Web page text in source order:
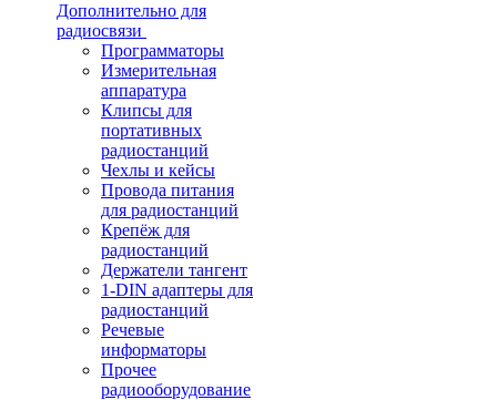
Дополнительно для
радиосвязи
Программаторы
Измерительная
аппаратура
Клипсы для
портативных
радиостанций
Чехлы и кейсы
Провода питания
для радиостанций
Крепёж для
радиостанций
Держатели тангент
1-DIN адаптеры для
радиостанций
Речевые
информаторы
Прочее
радиооборудование